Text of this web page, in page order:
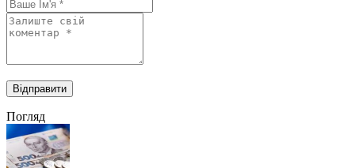
Погляд